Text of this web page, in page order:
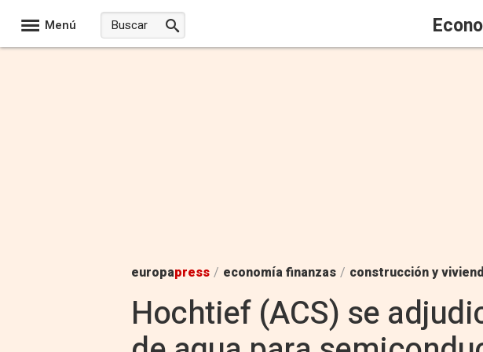
Menú
europapress / economía finanzas / construcción y
Hochtief (ACS) se